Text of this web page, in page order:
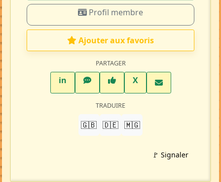
Profil membre
Ajouter aux favoris
PARTAGER
inLinkedInWhatsAppFacebook
XTwitter X
TRADUIRE
🇬🇧 🇩🇪 🇲🇬
🚩 Signaler